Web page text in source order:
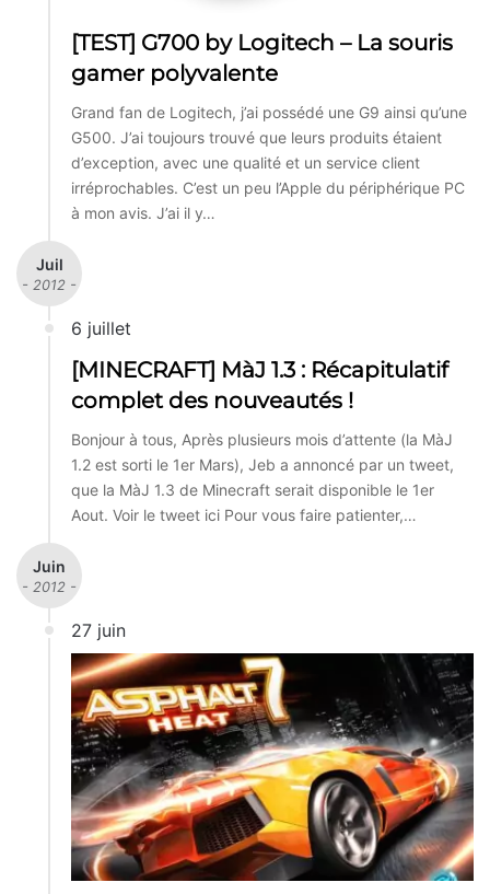
[TEST] G700 by Logitech – La souris
gamer polyvalente
Grand fan de Logitech, j’ai possédé une G9 ainsi qu’une
G500. J’ai toujours trouvé que leurs produits étaient
d’exception, avec une qualité et un service client
irréprochables. C’est un peu l’Apple du périphérique PC
à mon avis. J’ai il y…
Juil
- 2012 -
6 juillet
[MINECRAFT] MàJ 1.3 : Récapitulatif
complet des nouveautés !
Bonjour à tous, Après plusieurs mois d’attente (la MàJ
1.2 est sorti le 1er Mars), Jeb a annoncé par un tweet,
que la MàJ 1.3 de Minecraft serait disponible le 1er
Aout. Voir le tweet ici Pour vous faire patienter,…
Juin
- 2012 -
27 juin